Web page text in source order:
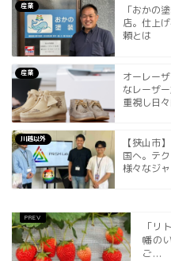
産業
「おかの
店。仕上
頼とは
産業
オーレー
なレーザ
重視し日
川越以外
【狭山市
国へ。テ
様々なジ
「リ
幡の
ご...